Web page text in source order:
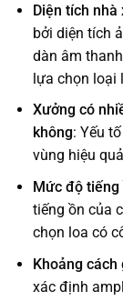
Diện tích nhà
bởi diện tích
dàn âm
lựa chọn loại
Xưởng có
không: Yếu
vùng hiệu
Mức độ tiếng
tiếng ồn của
chọn loa có
Khoảng
xác định